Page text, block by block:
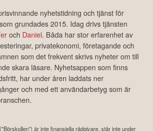
nyhetstidning och tjänst för
grundades 2015. Idag drivs tjänsten
och Daniel. Båda har stor erfarenhet av
privatekonomi, företagande och
som det frekvent skrivs nyheter om till
skara läsare. Nyhetsappen som finns
har under åren laddats ner
och med ett användarbetyg som är
är inte finansiella rådgivare, står inte under